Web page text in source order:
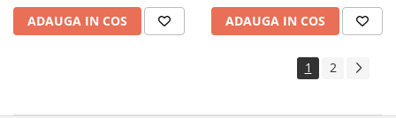
ADAUGA IN COS ADAUGA IN COS
1 2